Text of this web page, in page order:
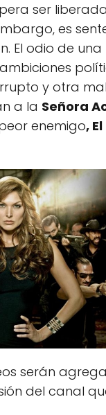
ser
es
El odio de
y otra
a la Señora
enemigo,
serán
del canal